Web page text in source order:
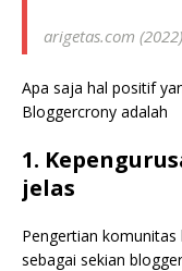
arigetas.com (2022)
Apa saja hal positif
Bloggercrony adalah
1.
jelas
Pengertian
sebagai sekian